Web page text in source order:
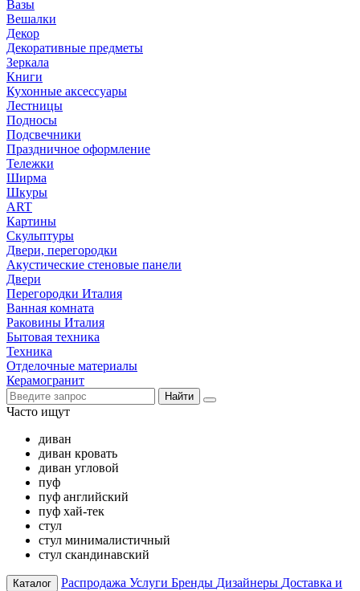
Вазы
Вешалки
Декор
Декоративные предметы
Зеркала
Книги
Кухонные аксессуары
Лестницы
Подносы
Подсвечники
Праздничное оформление
Тележки
Ширма
Шкуры
ART
Картины
Скульптуры
Двери, перегородки
Акустические стеновые панели
Двери
Перегородки Италия
Ванная комната
Раковины Италия
Бытовая техника
Техника
Отделочные материалы
Керамогранит
Найти
Часто ищут
диван
диван кровать
диван угловой
пуф
пуф английский
пуф хай-тек
стул
стул минималистичный
стул скандинавский
Каталог Распродажа Услуги Бренды Дизайнеры Доставка и